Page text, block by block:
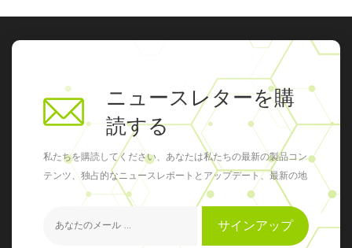
ニュースレターを購
読する
私たちを購読してください、あなたは私たちの最新の製品コン
テンツ、独占的なニュースレポートとアップデート、最新の地
元のイベントを得ることができます
サインアップ